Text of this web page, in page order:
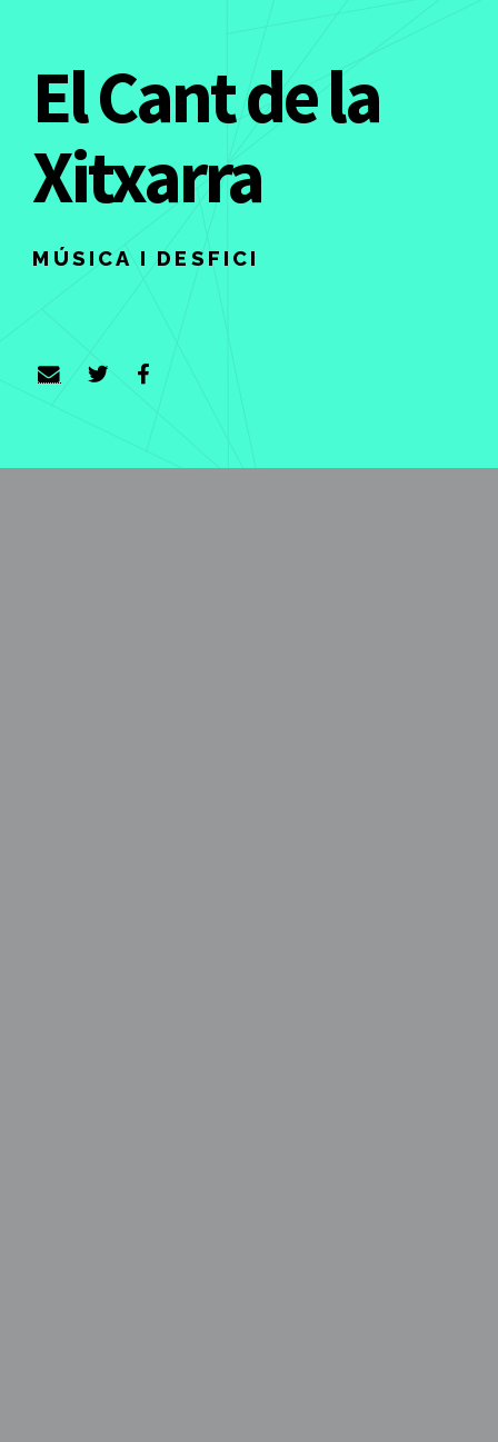
El Cant de la
Xitxarra
MÚSICA I DESFICI